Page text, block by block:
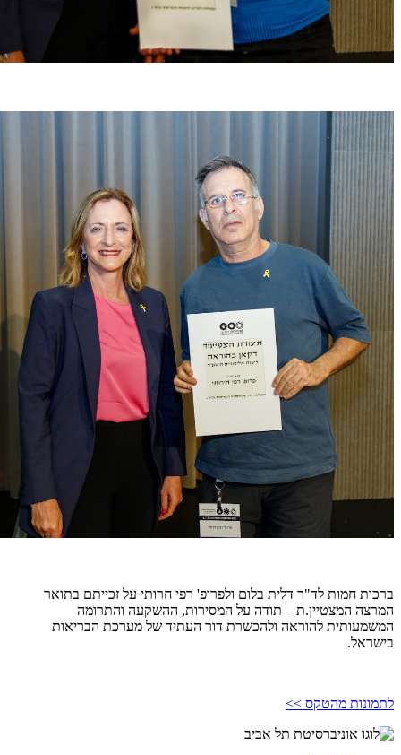
ברכות חמות לד"ר דלית בלום ולפרופ' רפי חרותי על זכייתם בתואר
המרצה המצטיין.ת – תודה על המסירות, ההשקעה והתרומה
המשמעותית להוראה ולהכשרת דור העתיד של מערכת הבריאות
בישראל.
לתמונות מהטקס >>